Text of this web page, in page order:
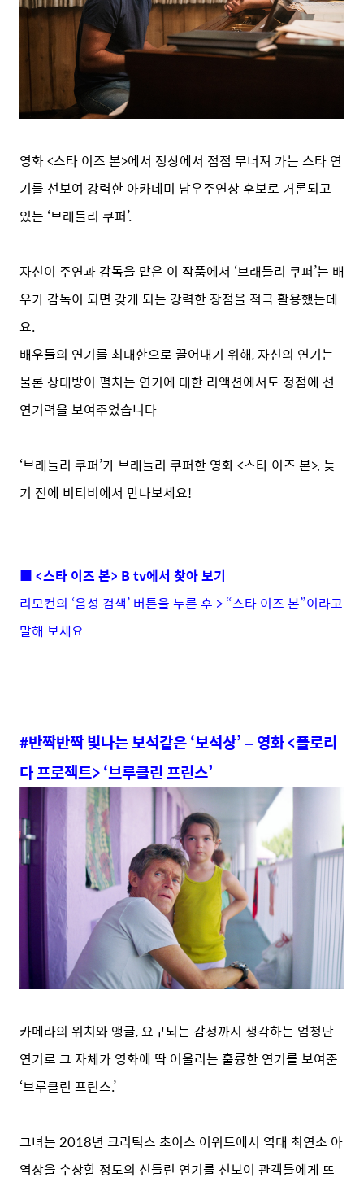
영화 <스타 이즈 본>에서 정상에서 점점 무너져 가는 스타 연
기를 선보여 강력한 아카데미 남우주연상 후보로 거론되고
있는 ‘브래들리 쿠퍼’.
자신이 주연과 감독을 맡은 이 작품에서 ‘브래들리 쿠퍼’는 배
우가 감독이 되면 갖게 되는 강력한 장점을 적극 활용했는데
요.
배우들의 연기를 최대한으로 끌어내기 위해, 자신의 연기는
물론 상대방이 펼치는 연기에 대한 리액션에서도 정점에 선
연기력을 보여주었습니다
‘브래들리 쿠퍼’가 브래들리 쿠퍼한 영화 <스타 이즈 본>, 늦
기 전에 비티비에서 만나보세요!
■ <스타 이즈 본> B tv에서 찾아 보기
리모컨의 ‘음성 검색’ 버튼을 누른 후 > “스타 이즈 본”이라고
말해 보세요
#반짝반짝 빛나는 보석같은 ‘보석상’ – 영화 <플로리
다 프로젝트> ‘브루클린 프린스’
카메라의 위치와 앵글, 요구되는 감정까지 생각하는 엄청난
연기로 그 자체가 영화에 딱 어울리는 훌륭한 연기를 보여준
‘브루클린 프린스.’
그녀는 2018년 크리틱스 초이스 어워드에서 역대 최연소 아
역상을 수상할 정도의 신들린 연기를 선보여 관객들에게 뜨